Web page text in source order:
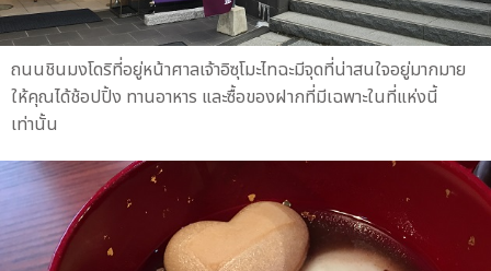
ถนนชินมงโดริที่อยู่หน้าศาลเจ้าอิซุโมะไทฉะมีจุดที่น่าสนใจอยู่มากมาย
ให้คุณได้ช้อปปิ้ง ทานอาหาร และซื้อของฝากที่มีเฉพาะในที่แห่งนี้
เท่านั้น